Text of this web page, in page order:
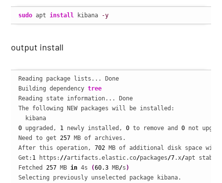
sudo apt install kibana -y
output install
Reading package lists... Done
Building dependency tree
Reading state information... Done
The following NEW packages will be installed:
0 upgraded, 1 newly installed, 0 to remove and 0 not
Need to get 257 MB of archives.
After this operation, 702 MB of additional disk space will
Get: 1 https: //artifacts.elastic.co/packages/7.x/apt stable
Fetched 257 MB in 4s (60.3 MB/s )